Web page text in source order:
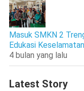
Masuk SMKN 2
Edukasi
4 bulan yang lalu
Latest Story